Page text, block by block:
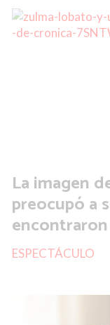
La imagen
preocupó a
ESPECTÁCULO